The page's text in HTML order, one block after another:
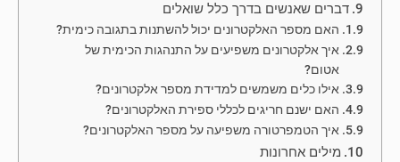
דברים שאנשים בדרך כלל שואלים
האם מספר האלקטרונים יכול להשתנות בתגובה כימית?
איך אלקטרונים משפיעים על התנהגות הכימית של
אטום?
אילו כלים משמשים למדידת מספר אלקטרונים?
האם ישנם חריגים לכללי ספירת האלקטרונים?
איך הטמפרטורה משפיעה על מספר האלקטרונים?
מילים אחרונות